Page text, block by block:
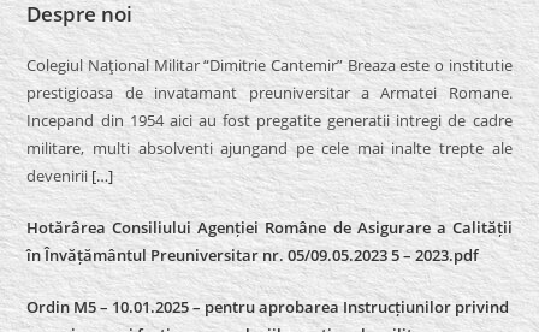
Despre noi
Colegiul Naţional Militar “Dimitrie Cantemir” Breaza este o institutie
prestigioasa de invatamant preuniversitar a Armatei Romane.
Incepand din 1954 aici au fost pregatite generatii intregi de cadre
militare, multi absolventi ajungand pe cele mai inalte trepte ale
devenirii […]
Hotărârea Consiliului Agenției Române de Asigurare a Calității
în Învățământul Preuniversitar nr. 05/09.05.2023 5 – 2023.pdf
Ordin M5 – 10.01.2025 – pentru aprobarea Instrucțiunilor privind